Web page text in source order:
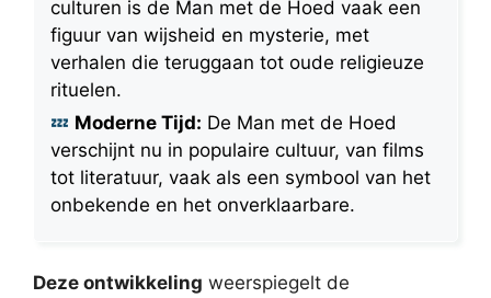
culturen is de Man met de Hoed vaak een
figuur van wijsheid en mysterie, met
verhalen die teruggaan tot oude religieuze
rituelen.
Moderne Tijd: De Man met de Hoed
verschijnt nu in populaire cultuur, van films
tot literatuur, vaak als een symbool van het
onbekende en het onverklaarbare.
Deze ontwikkeling weerspiegelt de